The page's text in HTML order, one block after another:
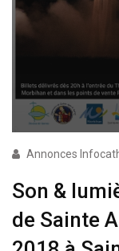
Annonces
Son &
de Sainte